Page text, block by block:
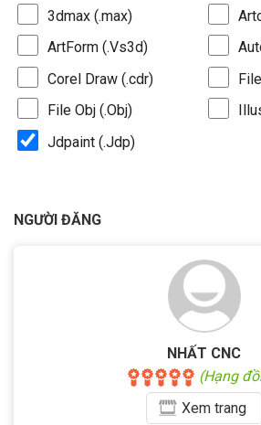
3dmax (.max)
ArtForm (.Vs3d)
Corel Draw (.cdr)
File Obj (.Obj)
Jdpaint (.Jdp)
NGƯỜI ĐĂNG
NHẤT CNC
(Hạng
Xemtrang